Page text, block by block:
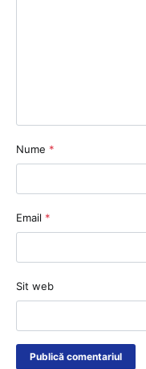
Nume *
Email *
Sit web